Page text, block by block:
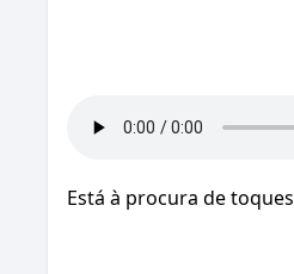
Está à procura de